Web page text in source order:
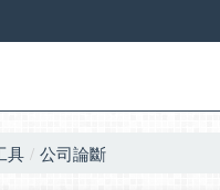
具 公司論斷